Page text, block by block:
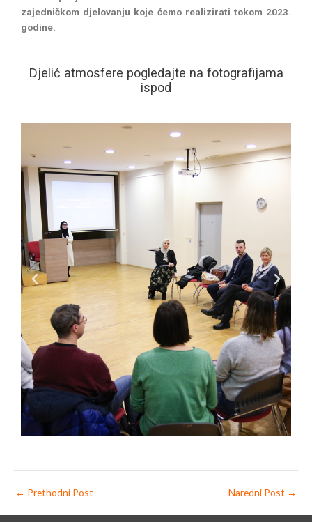
zajedničkom djelovanju koje ćemo realizirati tokom 2023.
godine.
Djelić atmosfere pogledajte na fotografijama
ispod
P
r
e
v
i
o
u
s
N
e
x
t
← Prethodni Post Naredni Post →